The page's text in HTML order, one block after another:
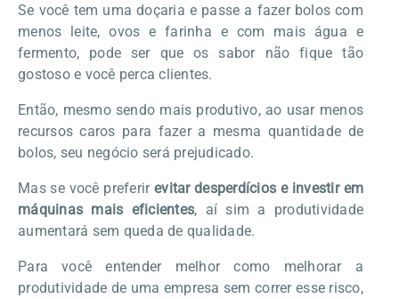
Se você tem uma doçaria e passe a fazer bolos com
menos leite, ovos e farinha e com mais água e
fermento, pode ser que os sabor não fique tão
gostoso e você perca clientes.
Então, mesmo sendo mais produtivo, ao usar menos
recursos caros para fazer a mesma quantidade de
bolos, seu negócio será prejudicado.
Mas se você preferir evitar desperdícios e investir em
máquinas mais eficientes, aí sim a produtividade
aumentará sem queda de qualidade.
Para você entender melhor como melhorar a
produtividade de uma empresa sem correr esse risco,